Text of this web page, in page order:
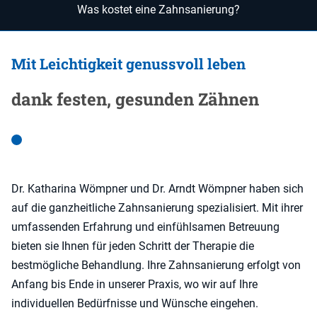
Was kostet eine Zahnsanierung?
Mit Leichtigkeit genussvoll leben
dank festen, gesunden Zähnen
Dr. Katharina Wömpner und Dr. Arndt Wömpner haben sich
auf die ganzheitliche Zahnsanierung spezialisiert. Mit ihrer
umfassenden Erfahrung und einfühlsamen Betreuung
bieten sie Ihnen für jeden Schritt der Therapie die
bestmögliche Behandlung. Ihre Zahnsanierung erfolgt von
Anfang bis Ende in unserer Praxis, wo wir auf Ihre
individuellen Bedürfnisse und Wünsche eingehen.